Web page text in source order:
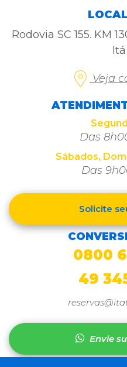
Rodovia SC 155. KM
Veja
Das
Sábados,
Das
Solicite
0800
49
Envie